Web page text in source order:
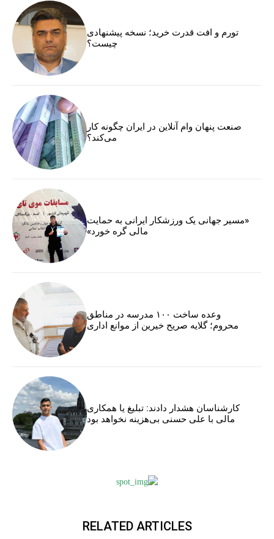
تورم و افت قدرت خرید؛ نسخه پیشنهادی
چیست؟
صنعت پنهان وام آنلاین در ایران چگونه کار
می‌کند؟
«مسیر جهانی یک ورزشکار ایرانی به حمایت
مالی گره خورد»
وعده ساخت ۱۰۰ مدرسه در مناطق
محروم؛ گلایه صریح خیرین از موانع اداری
کارشناسان هشدار دادند: تبلیغ یا همکاری
مالی با علی حسنی بی‌هزینه نخواهد بود
RELATED ARTICLES